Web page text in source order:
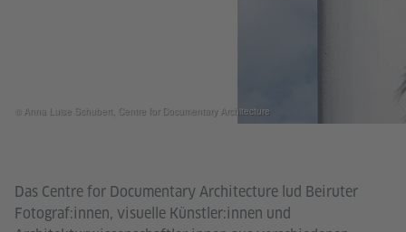
© Anna Luise Schubert, Centre for Documentary Architecture
Das Centre for Documentary Architecture lud Beiruter
Fotograf:innen, visuelle Künstler:innen und